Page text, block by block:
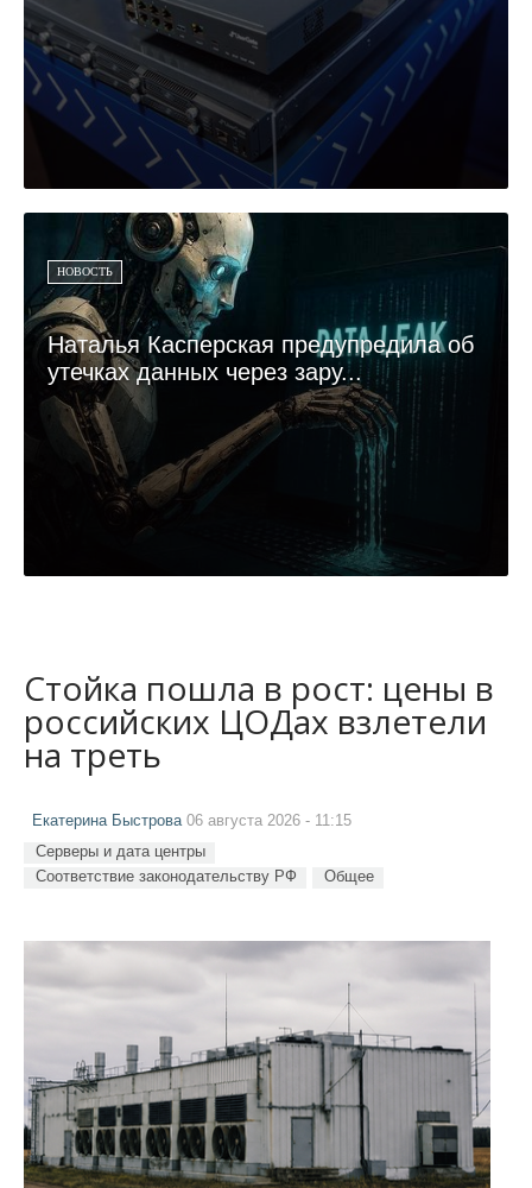
НОВОСТЬ
Наталья Касперская предупредила об
утечках данных через зару...
Стойка пошла в рост: цены в
российских ЦОДах взлетели
на треть
Екатерина Быстрова06 августа 2026 - 11:15
Серверы и дата центры
Соответствие законодательству РФ
Общее